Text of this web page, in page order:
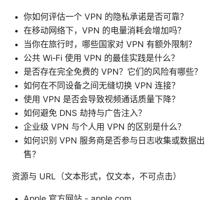
你如何评估一个 VPN 的隐私承诺是否可靠？
在移动网络下，VPN 的电量消耗会增加吗？
当你在旅行时，哪些国家对 VPN 有额外限制？
公共 Wi‑Fi 使用 VPN 的最佳实践是什么？
是否存在完全免费的 VPN？它们的风险有哪些？
如何在不同设备之间无缝切换 VPN 连接？
使用 VPN 是否会导致视频通话质量下降？
如何避免 DNS 劫持与广告注入？
企业级 VPN 与个人用 VPN 的区别是什么？
如何识别 VPN 服务商是否参与日志收集或数据出
售？
资源与 URL（文本形式，仅文本，不可点击）